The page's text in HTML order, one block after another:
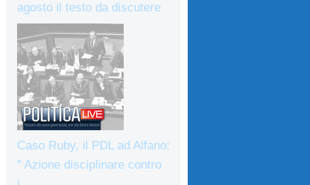
agosto il testo da discutere
Caso Ruby, il PDL ad Alfano:
" Azione disciplinare contro